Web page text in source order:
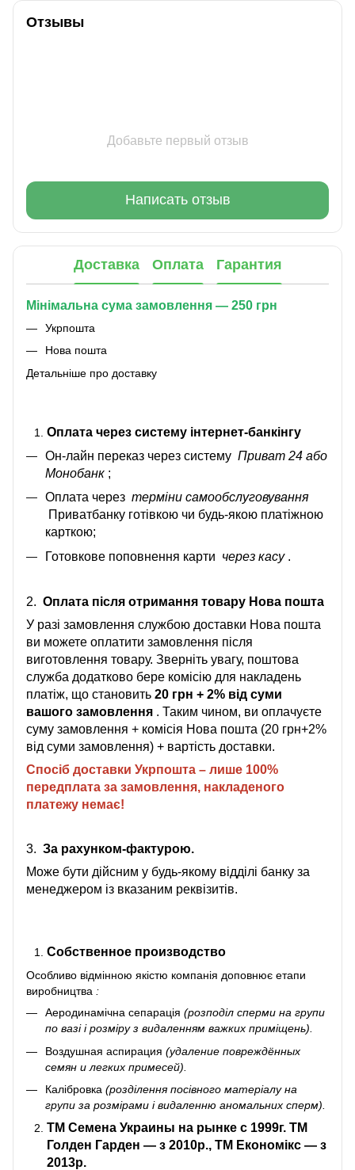
Отзывы
Добавьте первый отзыв
Написать отзыв
Доставка Оплата Гарантия
Мінімальна сума замовлення — 250 грн
Укрпошта
Нова пошта
Детальніше про доставку
Оплата через систему інтернет-банкінгу
Он-лайн переказ через систему Приват 24 або
Монобанк ;
Оплата через терміни самообслуговування
Приватбанку готівкою чи будь-якою платіжною
карткою;
Готовкове поповнення карти через касу.
2. Оплата після отримання товару Нова пошта
У разі замовлення службою доставки Нова пошта
ви можете оплатити замовлення після
виготовлення товару. Зверніть увагу, поштова
служба додатково бере комісію для накладень
платіж, що становить 20 грн + 2% від суми
вашого замовлення . Таким чином, ви оплачуєте
суму замовлення + комісія Нова пошта (20 грн+2%
від суми замовлення) + вартість доставки.
Спосіб доставки Укрпошта – лише 100%
передплата за замовлення, накладеного
платежу немає!
3. За рахунком-фактурою.
Може бути дійсним у будь-якому відділі банку за
менеджером із вказаним реквізитів.
Собственное производство
Особливо відмінною якістю компанія доповнює етапи
виробництва :
Аеродинамічна сепарація (розподіл сперми на групи
по вазі і розміру з видаленням важких приміщень).
Воздушная аспирация (удаление повреждённых
семян и легких примесей).
Калібровка (розділення посівного матеріалу на
групи за розмірами і видаленню аномальних сперм).
ТМ Семена Украины на рынке с 1999г. ТМ
Голден Гарден — з 2010р., ТМ Економікс — з
2013р.